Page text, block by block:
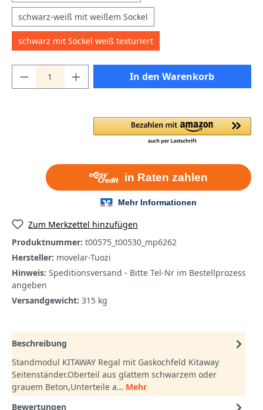
schwarz-weiß mit weißem Sockel
schwarz mit Sockel weiß texturiert
In den Warenkorb
Zum Merkzettel hinzufügen
Produktnummer: t00575_t00530_mp6262
Hersteller: movelar-Tuozi
Hinweis: Speditionsversand - Bitte Tel-Nr im Bestellprozess
angeben
Versandgewicht: 315 kg
Beschreibung
Standmodul KITAWAY Regal mit Gaskochfeld Kitaway
Seitenständer.Oberteil aus glattem schwarzem oder
grauem Beton,Unterteile a… Mehr
Bewertungen